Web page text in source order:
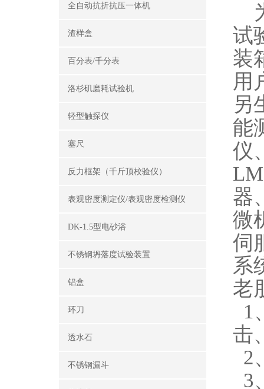
全自动抗折抗压一体机
渣样盒
百分表/千分表
洛杉矶磨耗试验机
轻型触探仪
塞尺
反力框架（千斤顶校验仪）
表观密度测定仪/表观密度检测仪
DK-1.5型电砂浴
不锈钢坍落度试验装置
铝盒
环刀
透水石
不锈钢漏斗
试
装
用
另
能
仪
器
微
伺
系
老
1
击
2
3